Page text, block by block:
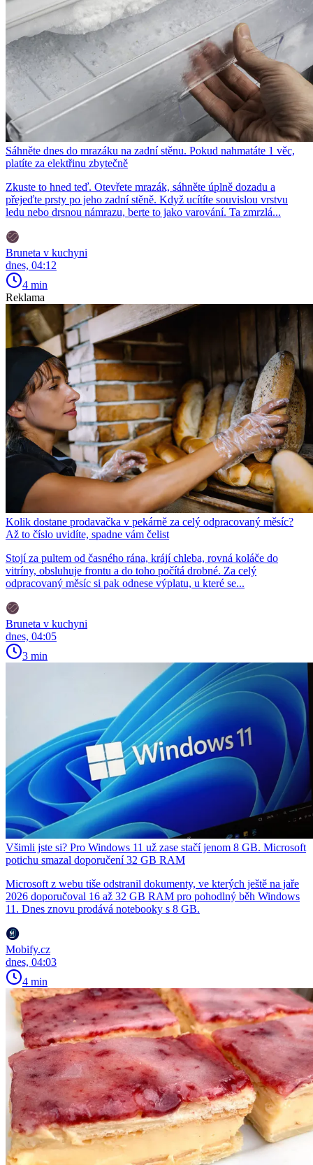
Sáhněte dnes do mrazáku na zadní stěnu. Pokud nahmatáte 1 věc,
platíte za elektřinu zbytečně
Zkuste to hned teď. Otevřete mrazák, sáhněte úplně dozadu a
přejeďte prsty po jeho zadní stěně. Když ucítíte souvislou vrstvu
ledu nebo drsnou námrazu, berte to jako varování. Ta zmrzlá...
Bruneta v kuchyni
dnes, 04:12
4 min
Reklama
Kolik dostane prodavačka v pekárně za celý odpracovaný měsíc?
Až to číslo uvidíte, spadne vám čelist
Stojí za pultem od časného rána, krájí chleba, rovná koláče do
vitríny, obsluhuje frontu a do toho počítá drobné. Za celý
odpracovaný měsíc si pak odnese výplatu, u které se...
Bruneta v kuchyni
dnes, 04:05
3 min
Všimli jste si? Pro Windows 11 už zase stačí jenom 8 GB. Microsoft
potichu smazal doporučení 32 GB RAM
Microsoft z webu tiše odstranil dokumenty, ve kterých ještě na jaře
2026 doporučoval 16 až 32 GB RAM pro pohodlný běh Windows
11. Dnes znovu prodává notebooky s 8 GB.
Mobify.cz
dnes, 04:03
4 min